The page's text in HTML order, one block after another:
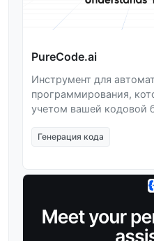
PureCode.ai
Инструмент для
программирования,
учетом вашей кодовой
Генерация кода